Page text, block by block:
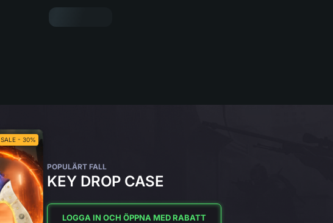
SALE - 30%
POPULÄRT FALL
KEY DROP CASE
LOGGA IN OCH ÖPPNA MED RABATT